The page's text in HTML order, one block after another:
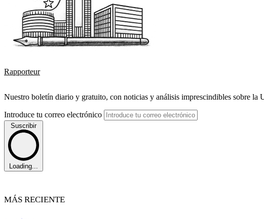
Rapporteur
Nuestro boletín diario y gratuito, con noticias y análisis imprescindibles sobre la
Introduce tu correo electrónico
Suscribir
Loading...
MÁS RECIENTE